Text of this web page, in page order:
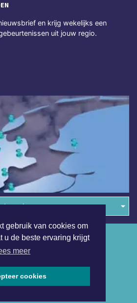
gebruik van cookies om
u de beste ervaring krijgt
meer
cookies
en krijg wekelijks een
uit jouw regio.
de regio